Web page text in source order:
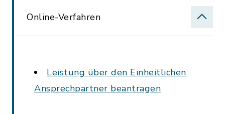
Online-Verfahren
Leistung über den Einheitlichen
Ansprechpartner beantragen